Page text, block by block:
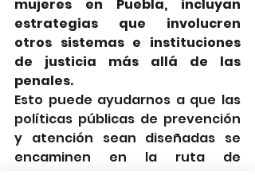
mujeres en Puebla, incluyan
estrategias que involucren
otros sistemas e instituciones
de justicia más allá de las
penales.
Esto puede ayudarnos a que las
políticas públicas de prevención
y atención sean diseñadas se
encaminen en la ruta de